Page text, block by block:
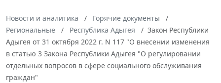
Новости и аналитика
Горячие документы
Региональные
Республика Адыгея
Закон Республики
Адыгея от 31 октября 2022 г. N 117 "О внесении изменения
в статью 3 Закона Республики Адыгея "О регулировании
отдельных вопросов в сфере социального обслуживания
граждан"